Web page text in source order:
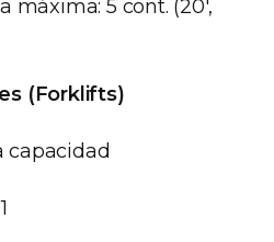
máxima: 5 cont. (20',
(Forklifts)
capacidad